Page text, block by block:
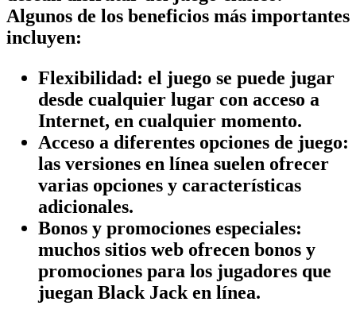
Algunos de los beneficios más importantes
incluyen:
Flexibilidad: el juego se puede jugar
desde cualquier lugar con acceso a
Internet, en cualquier momento.
Acceso a diferentes opciones de juego:
las versiones en línea suelen ofrecer
varias opciones y características
adicionales.
Bonos y promociones especiales:
muchos sitios web ofrecen bonos y
promociones para los jugadores que
juegan Black Jack en línea.